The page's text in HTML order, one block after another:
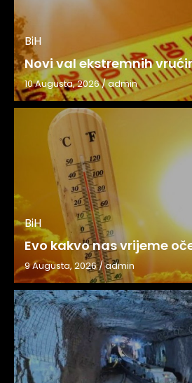
BiH
Novi val ekstremnih
10 Augusta, 2026/admin
BiH
Evo kakvo nas vrijeme
9 Augusta, 2026/admin